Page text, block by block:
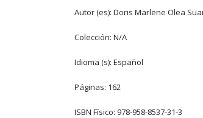
Autor (es): Doris Marlene Olea
Colección: N/A
Idioma (s): Español
Páginas: 162
ISBN Físico: 978-958-8537-31-3